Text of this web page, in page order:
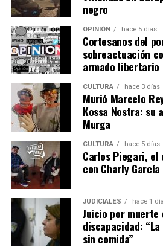
negro
OPINIÓN hace 5 días
Cortesanos del
sobreactuación
armado libertario
CULTURA hace 3 días
Murió Marcelo
Kossa Nostra: su
Murga
CULTURA hace 5 días
Carlos Piegari, el
con Charly
JUDICIALES hace 1 día
Juicio por muerte
discapacidad:
sin comida”